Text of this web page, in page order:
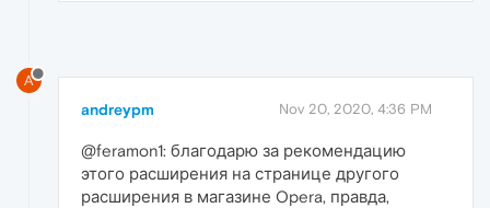
A
andreypm Nov 20, 2020, 4:36 PM
@feramon1: благодарю за рекомендацию
этого расширения на странице другого
расширения в магазине Opera, правда,